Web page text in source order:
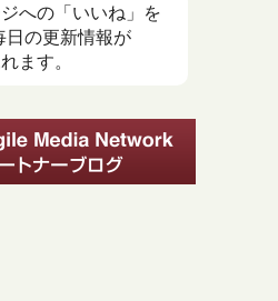
への「いいね」を
日の更新情報が
ます。